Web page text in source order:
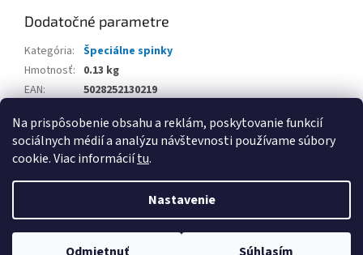
Na prispôsobenie obsahu a reklám, poskytovanie funkcií
sociálnych médií a analýzu návštevnosti používame súbory
cookie. Viac informáciítu.
Nastavenie
Dodatočné parametre
Kategória: Špeciálne spinky
Hmotnosť: 0.13 kg
EAN:
5028252130219
Copyright 2026www.kancpapier.sk. Všetky práva vyhradené.